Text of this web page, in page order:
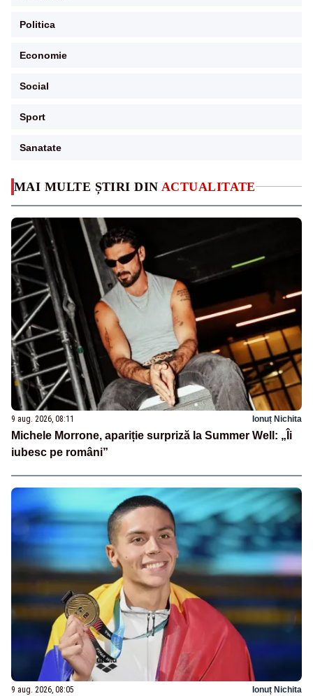
MAI MULTE ȘTIRI DIN ACTUALITATE
9 aug. 2026, 08:11 Ionuț Nichita
Michele Morrone, apariție surpriză la Summer Well: „Îi
iubesc pe români”
9 aug. 2026, 08:05 Ionuț Nichita
Politica
Economie
Social
Sport
Sanatate